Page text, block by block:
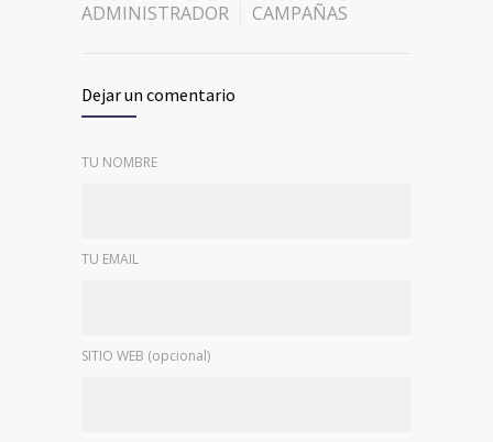
ADMINISTRADOR CAMPAÑAS
Dejar un comentario
TU NOMBRE
TU EMAIL
SITIO WEB (opcional)